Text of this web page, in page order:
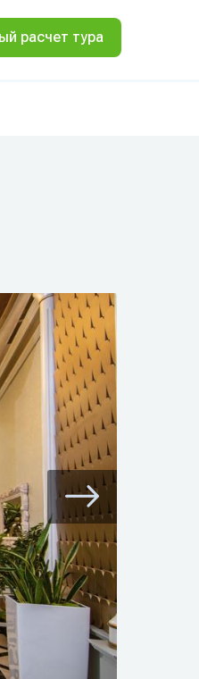
расчет тура